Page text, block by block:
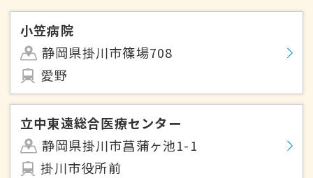
小笠病院
静岡県掛川市篠場708
愛野
立中東遠総合医療センター
静岡県掛川市菖蒲ヶ池1-1
掛川市役所前